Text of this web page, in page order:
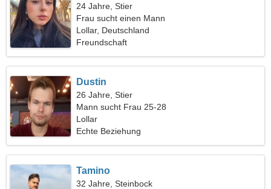
24 Jahre, Stier
Frau sucht einen Mann
Lollar, Deutschland
Freundschaft
Dustin
26 Jahre, Stier
Mann sucht Frau 25-28
Lollar
Echte Beziehung
Tamino
32 Jahre, Steinbock